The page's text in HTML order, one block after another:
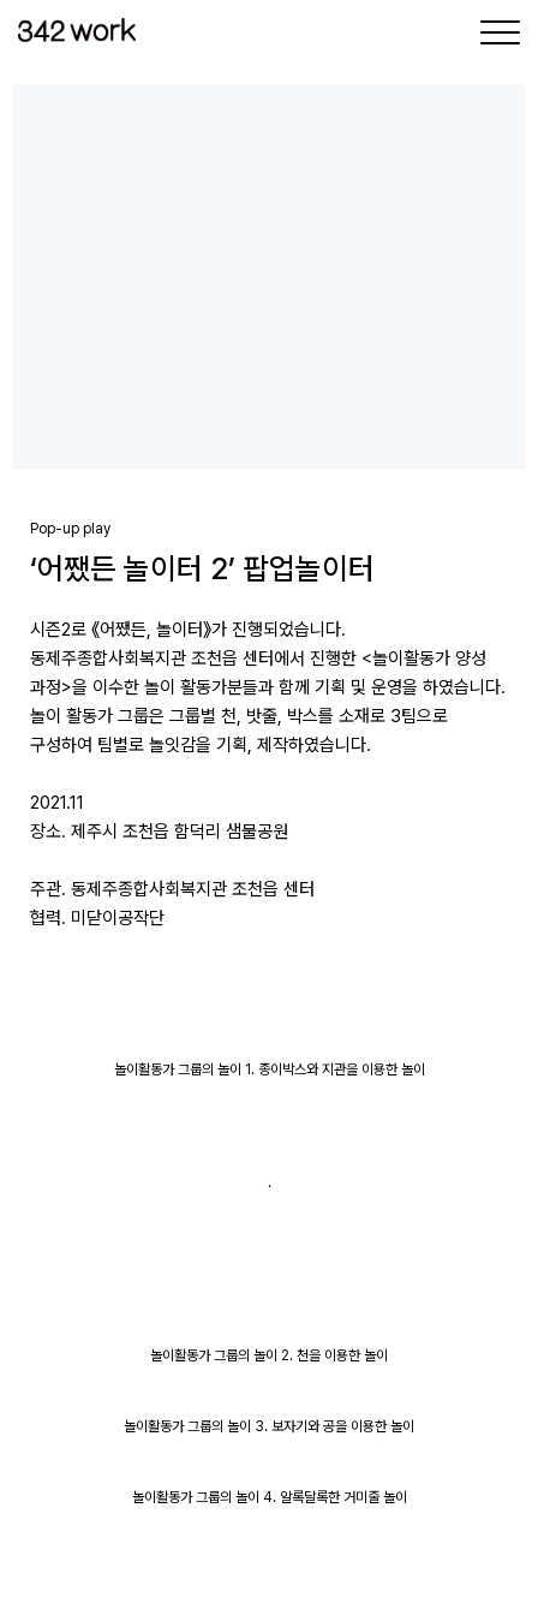
삼사이워크
삶과 일
Pop-up play
‘어쨌든 놀이터 2’ 팝업놀이터
시즌2로 《어쨌든, 놀이터》가 진행되었습니다.
동제주종합사회복지관 조천읍 센터에서 진행한 <놀이활동가 양성
과정>을 이수한 놀이 활동가분들과 함께 기획 및 운영을 하였습니다.
놀이 활동가 그룹은 그룹별 천, 밧줄, 박스를 소재로 3팀으로
구성하여 팀별로 놀잇감을 기획, 제작하였습니다.
2021.11
장소. 제주시 조천읍 함덕리 샘물공원
주관. 동제주종합사회복지관 조천읍 센터
협력. 미닫이공작단
놀이활동가 그룹의 놀이 1. 종이박스와 지관을 이용한 놀이
.
놀이활동가 그룹의 놀이 2. 천을 이용한 놀이
놀이활동가 그룹의 놀이 3. 보자기와 공을 이용한 놀이
놀이활동가 그룹의 놀이 4. 알록달록한 거미줄 놀이